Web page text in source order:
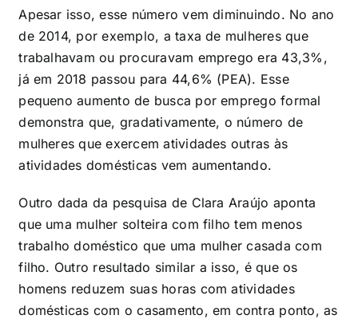
Apesar isso, esse número vem diminuindo. No ano
de 2014, por exemplo, a taxa de mulheres que
trabalhavam ou procuravam emprego era 43,3%,
já em 2018 passou para 44,6% (PEA). Esse
pequeno aumento de busca por emprego formal
demonstra que, gradativamente, o número de
mulheres que exercem atividades outras às
atividades domésticas vem aumentando.
Outro dada da pesquisa de Clara Araújo aponta
que uma mulher solteira com filho tem menos
trabalho doméstico que uma mulher casada com
filho. Outro resultado similar a isso, é que os
homens reduzem suas horas com atividades
domésticas com o casamento, em contra ponto, as